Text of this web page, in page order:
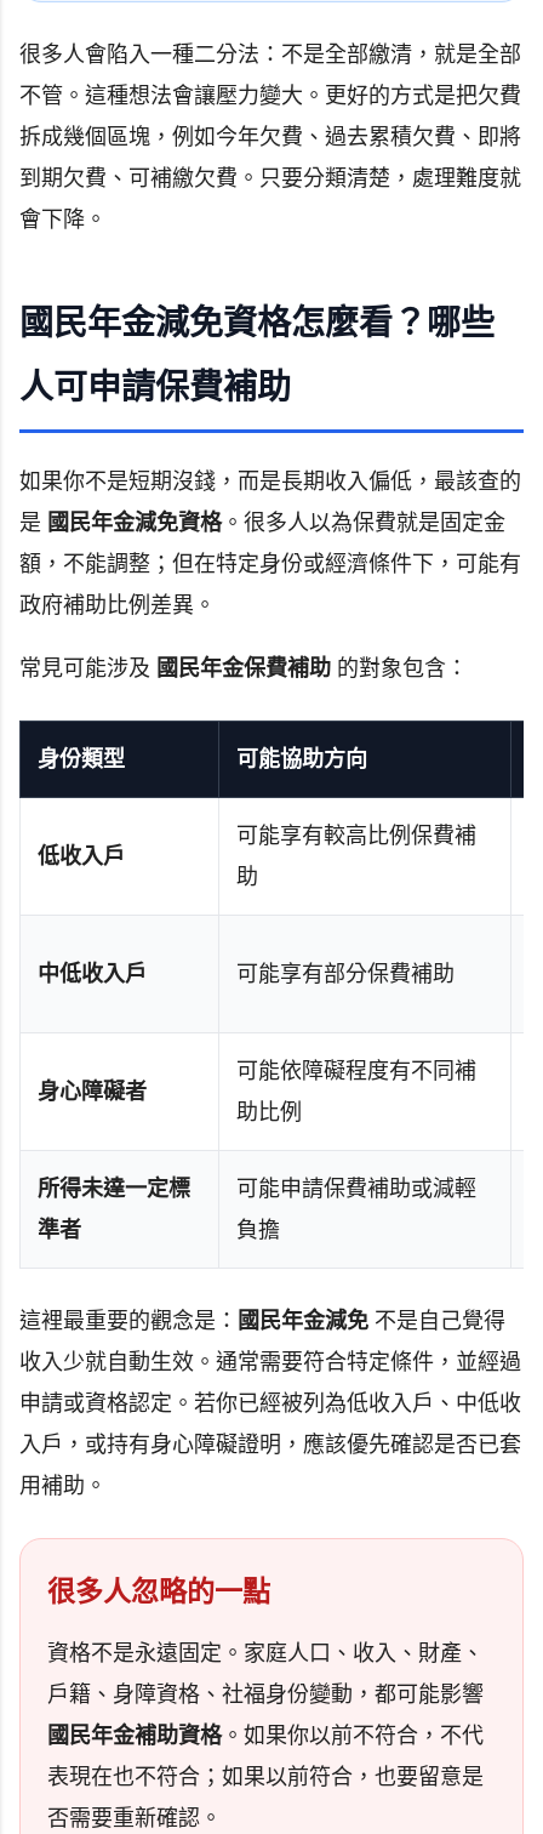
很多人會陷入一種二分法：不是全部繳清，就是全部
不管。這種想法會讓壓力變大。更好的方式是把欠費
拆成幾個區塊，例如今年欠費、過去累積欠費、即將
到期欠費、可補繳欠費。只要分類清楚，處理難度就
會下降。
國民年金減免資格怎麼看？哪些
人可申請保費補助
如果你不是短期沒錢，而是長期收入偏低，最該查的
是 國民年金減免資格。很多人以為保費就是固定金
額，不能調整；但在特定身份或經濟條件下，可能有
政府補助比例差異。
常見可能涉及 國民年金保費補助 的對象包含：
身份類型 可能協助方向
低收入戶
可能享有較高比例保費補
助
中低收入戶 可能享有部分保費補助
身心障礙者
可能依障礙程度有不同補
助比例
所得未達一定標
準者
可能申請保費補助或減輕
負擔
這裡最重要的觀念是： 國民年金減免 不是自己覺得
收入少就自動生效。通常需要符合特定條件，並經過
申請或資格認定。若你已經被列為低收入戶、中低收
入戶，或持有身心障礙證明，應該優先確認是否已套
用補助。
很多人忽略的一點
資格不是永遠固定。家庭人口、收入、財產、
戶籍、身障資格、社福身份變動，都可能影響
國民年金補助資格。如果你以前不符合，不代
表現在也不符合；如果以前符合，也要留意是
否需要重新確認。